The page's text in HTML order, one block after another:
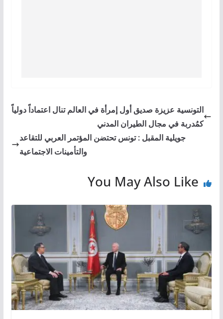
التونسية عزيزة صديق أول إمرأة في العالم تنال اعتماداً دولياً
كمُدربة في مجال الطيران المدني
جويلية المقبل : تونس تحتضن المؤتمر العربي للتقاعد
والتأمينات الاجتماعية
You May Also Like